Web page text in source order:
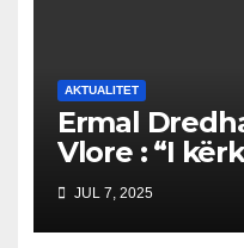
AKTUALITET
Ermal
Vlore : “I
shkarkimet”
JUL 7, 2025